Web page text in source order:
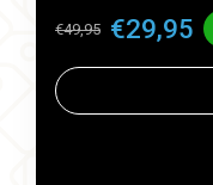
€49,95 €29,95